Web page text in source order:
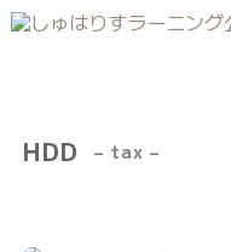
HDD – tax –